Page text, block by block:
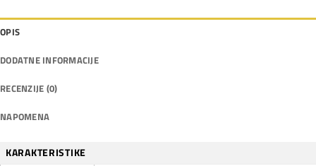
OPIS
DODATNE INFORMACIJE
RECENZIJE (0)
NAPOMENA
KARAKTERISTIKE